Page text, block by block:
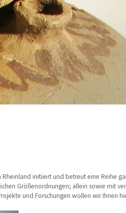
initiiert und betreut eine Reihe
Größenordnungen; allein sowie mit
und Forschungen wollen wir Ihnen